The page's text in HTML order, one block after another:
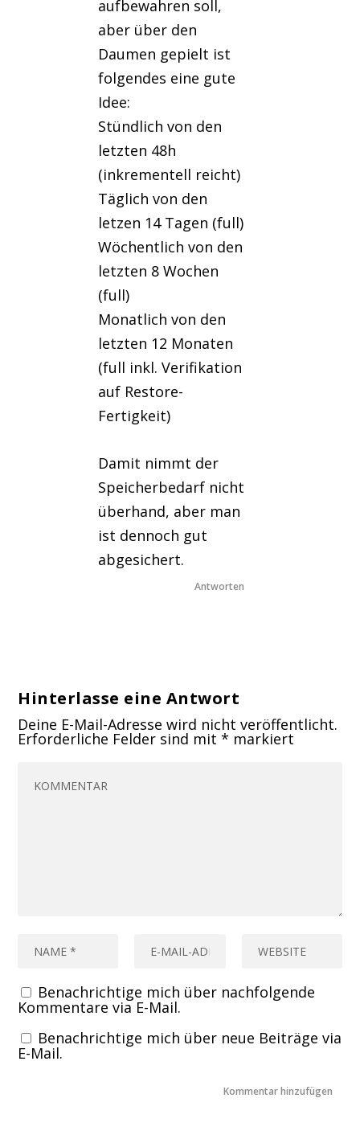
aufbewahren soll,
aber über den
Daumen gepielt ist
folgendes eine gute
Idee:
Stündlich von den
letzten 48h
(inkrementell reicht)
Täglich von den
letzen 14 Tagen (full)
Wöchentlich von den
letzten 8 Wochen
(full)
Monatlich von den
letzten 12 Monaten
(full inkl. Verifikation
auf Restore-
Fertigkeit)
Damit nimmt der
Speicherbedarf nicht
überhand, aber man
ist dennoch gut
abgesichert.
Antworten
Hinterlasse eine Antwort
Deine E-Mail-Adresse wird nicht veröffentlicht.
Erforderliche Felder sind mit* markiert
Benachrichtige mich über nachfolgende
Kommentare via E-Mail.
Benachrichtige mich über neue Beiträge via
E-Mail.